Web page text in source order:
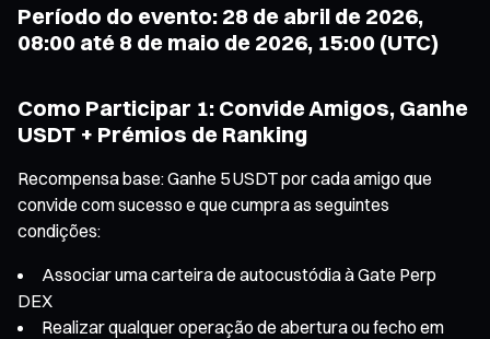
Período do evento: 28 de abril de 2026,
08:00 até 8 de maio de 2026, 15:00 (UTC)
Como Participar 1: Convide Amigos, Ganhe
USDT + Prémios de Ranking
Recompensa base: Ganhe 5 USDT por cada amigo que
convide com sucesso e que cumpra as seguintes
condições:
Associar uma carteira de autocustódia à Gate Perp
DEX
Realizar qualquer operação de abertura ou fecho em